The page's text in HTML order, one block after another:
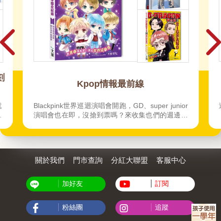
Kpop情報最前線
Blackpink世界巡迴演唱會開跑，GD、super junior
演唱會也在即，沒搶到票嗎？來收集也們的週邊撫
關於我們 門市查詢 分紅大聯盟 客服中心
加好友 訂閱
粉絲團 追蹤